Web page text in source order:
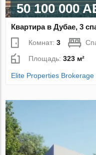
50 100 000
Квартира в Дубае, 3
Комнат:3
Площадь:323 м²
Elite Properties Brokerage